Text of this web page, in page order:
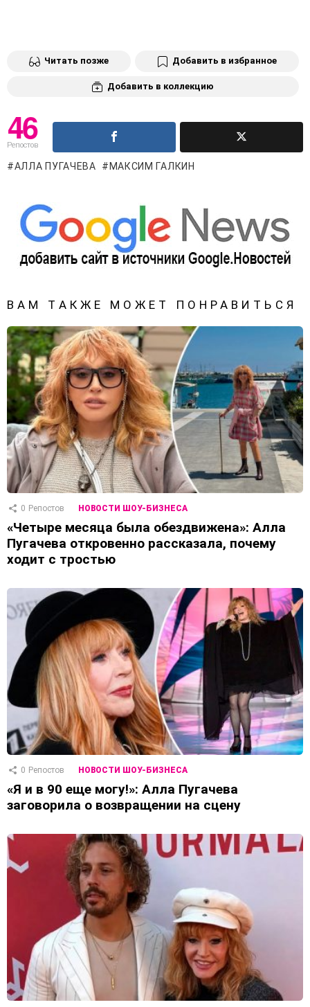
Читать позже Добавить в избранное
Добавить в коллекцию
46
Репостов
АЛЛА ПУГАЧЕВА МАКСИМ ГАЛКИН
ВАМ ТАКЖЕ МОЖЕТ ПОНРАВИТЬСЯ
0 Репостов НОВОСТИ ШОУ-БИЗНЕСА
«Четыре месяца была обездвижена»: Алла
Пугачева откровенно рассказала, почему
ходит с тростью
0 Репостов НОВОСТИ ШОУ-БИЗНЕСА
«Я и в 90 еще могу!»: Алла Пугачева
заговорила о возвращении на сцену